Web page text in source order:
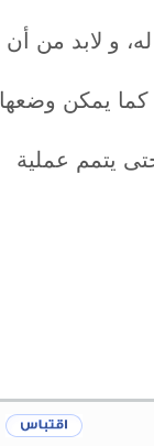
و لابد من أن
يمكن وضعها
يتمم عملية